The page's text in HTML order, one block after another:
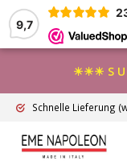
9,7
☀☀☀ S U
Schnelle Lieferung